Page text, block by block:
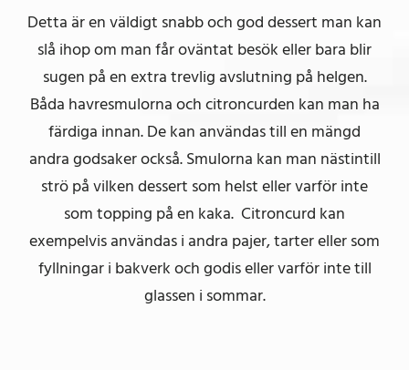
Detta är en väldigt snabb och god dessert man kan
slå ihop om man får oväntat besök eller bara blir
sugen på en extra trevlig avslutning på helgen.
Båda havresmulorna och citroncurden kan man ha
färdiga innan. De kan användas till en mängd
andra godsaker också. Smulorna kan man nästintill
strö på vilken dessert som helst eller varför inte
som topping på en kaka. Citroncurd kan
exempelvis användas i andra pajer, tarter eller som
fyllningar i bakverk och godis eller varför inte till
glassen i sommar.